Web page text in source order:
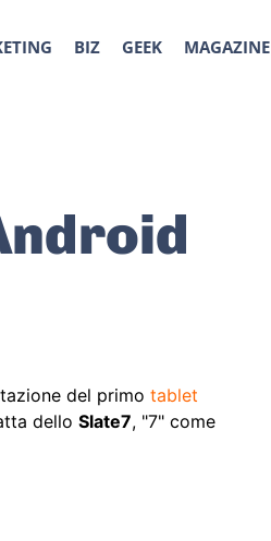
BIZ GEEK MAGAZINE
del primo tablet
dello Slate7, "7" come